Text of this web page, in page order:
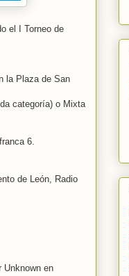
el I Torneo de
la Plaza de San
categoría) o Mixta
6.
de León, Radio
Unknown en